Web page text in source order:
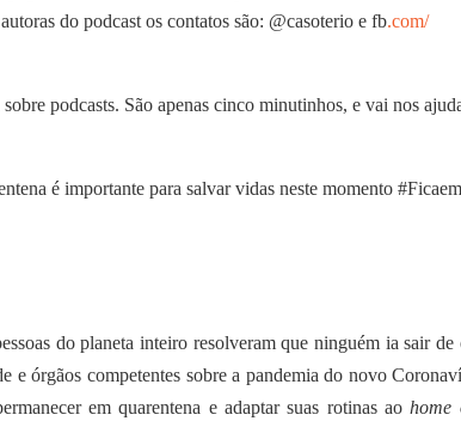
do podcast os contatos são: @casoterio e fb.com/
podcasts. São apenas cinco minutinhos, e vai nos
é importante para salvar vidas neste momento
do planeta inteiro resolveram que ninguém ia sair de
e órgãos competentes sobre a pandemia do novo
em quarentena e adaptar suas rotinas aohome